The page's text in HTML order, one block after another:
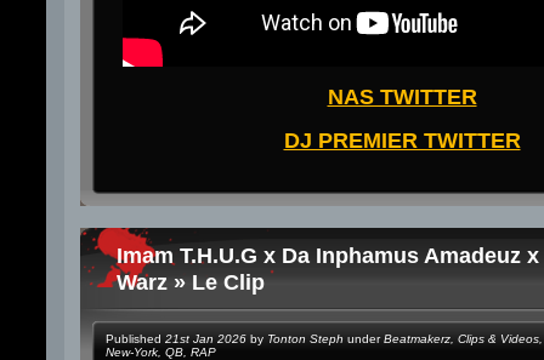
NAS TWITTER
DJ PREMIER TWITTER
Imam T.H.U.G x Da Inphamus Amadeuz
Warz » Le Clip
Published 21st Jan 2026 by Tonton Steph underBeatmakerz Clips & Videos
New-York QB RAP